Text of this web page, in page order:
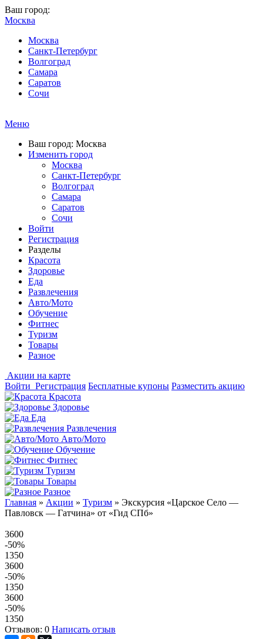
Ваш город:
Москва
Москва
Санкт-Петербург
Волгоград
Самара
Саратов
Сочи
Меню
Ваш город: Москва
Изменить город
Москва
Санкт-Петербург
Волгоград
Самара
Саратов
Сочи
Войти
Регистрация
Разделы
Красота
Здоровье
Еда
Развлечения
Авто/Мото
Обучение
Фитнес
Туризм
Товары
Разное
Акции на карте
Войти Регистрация Бесплатные купоны Разместить акцию
Красота
Здоровье
Еда
Развлечения
Авто/Мото
Обучение
Фитнес
Туризм
Товары
Разное
Главная » Акции » Туризм » Экскурсия «Царское Село —
Павловск — Гатчина» от «Гид СПб»
3600
-50%
1350
3600
-50%
1350
3600
-50%
1350
Отзывов: 0 Написать отзыв